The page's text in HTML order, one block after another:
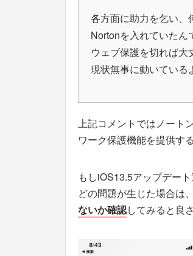
各方面に助力を乞い、
Nortonを入れていたん
ウェブ保護を切れば大
現状無事に動いている
上記コメントではノート
ワーク保護機能を提供す
もしiOS13.5アップデー
どの問題が生じた場合は、
ないか確認してみると良